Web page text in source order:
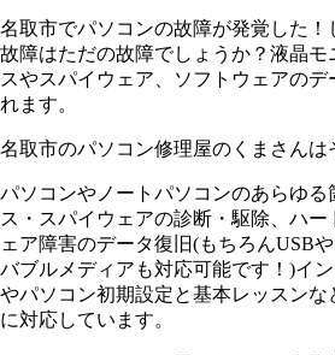
名取市でパソコンの故障が発覚した
故障はただの故障でしょうか？液晶モ
スやスパイウェア、ソフトウェアの
れます。
名取市のパソコン修理屋のくまさんは
パソコンやノートパソコンのあらゆ
ス・スパイウェアの診断・駆除、ハ
ェア障害のデータ復旧(もちろんUSB
バブルメディアも対応可能です！)イ
やパソコン初期設定と基本レッスンな
に対応しています。